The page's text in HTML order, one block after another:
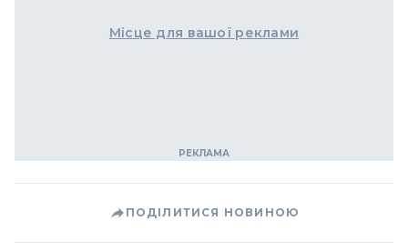
Місце для вашої реклами
ПОДІЛИТИСЯ НОВИНОЮ